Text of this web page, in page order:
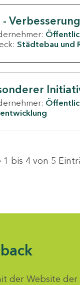
Städtebau und
1 bis 4 von 5
der Website der